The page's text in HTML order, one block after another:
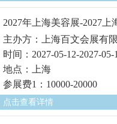
2027年上海美容展-2027上
主办方：上海百文会展有
时间：2027-05-12-2027-05-
地点：上海
参展费1：10000-20000
点击查看详情